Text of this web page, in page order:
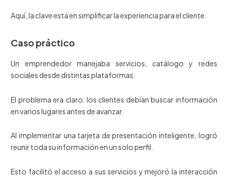
Aquí, la clave está en simplificar la experiencia para el cliente.
Caso práctico
Un emprendedor manejaba servicios, catálogo y redes
sociales desde distintas plataformas.
El problema era claro: los clientes debían buscar información
en varios lugares antes de avanzar.
Al implementar una tarjeta de presentación inteligente, logró
reunir toda su información en un solo perfil.
Esto facilitó el acceso a sus servicios y mejoró la interacción